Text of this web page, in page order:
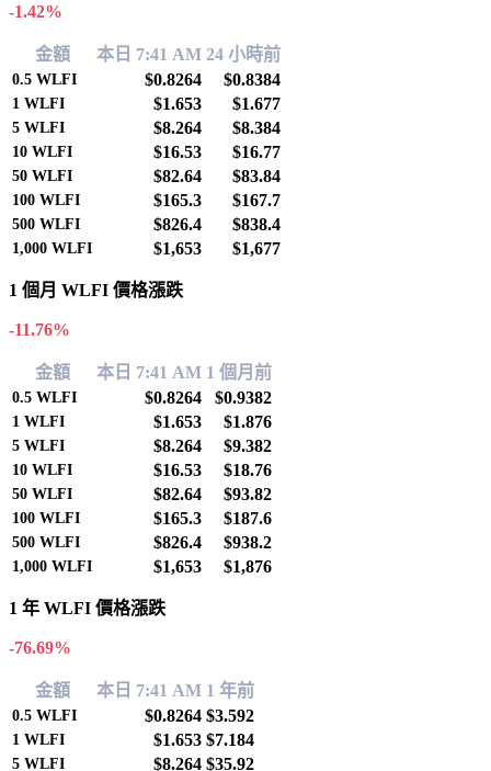
-1.42%
金額 本日 7:41 AM 24 小時前
0.5 WLFI $0.8264 $0.8384
1 WLFI $1.653 $1.677
5 WLFI $8.264 $8.384
10 WLFI $16.53 $16.77
50 WLFI $82.64 $83.84
100 WLFI $165.3 $167.7
500 WLFI $826.4 $838.4
1,000 WLFI $1,653 $1,677
1 個月 WLFI 價格漲跌
-11.76%
金額 本日 7:41 AM 1 個月前
0.5 WLFI $0.8264 $0.9382
1 WLFI $1.653 $1.876
5 WLFI $8.264 $9.382
10 WLFI $16.53 $18.76
50 WLFI $82.64 $93.82
100 WLFI $165.3 $187.6
500 WLFI $826.4 $938.2
1,000 WLFI $1,653 $1,876
1 年 WLFI 價格漲跌
-76.69%
金額 本日 7:41 AM 1 年前
0.5 WLFI $0.8264 $3.592
1 WLFI $1.653 $7.184
5 WLFI $8.264 $35.92